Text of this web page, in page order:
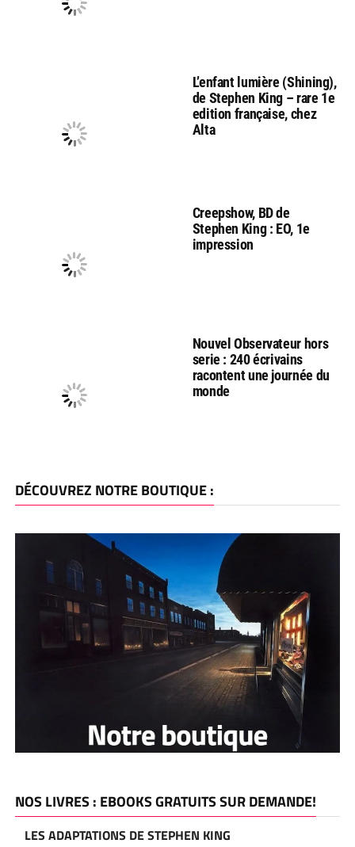
L’enfant lumière (Shining),
de Stephen King – rare 1e
edition française, chez
Alta
Creepshow, BD de
Stephen King : EO, 1e
impression
Nouvel Observateur hors
serie : 240 écrivains
racontent une journée du
monde
DÉCOUVREZ NOTRE BOUTIQUE :
NOS LIVRES : EBOOKS GRATUITS SUR DEMANDE!
LES ADAPTATIONS DE STEPHEN KING